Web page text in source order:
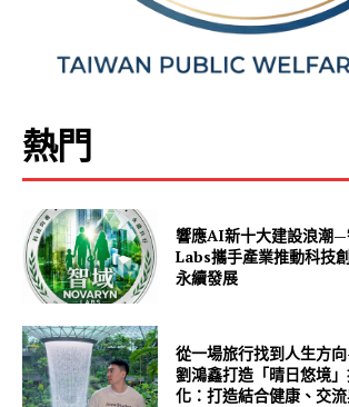
熱門
響應AI新十大建設浪潮
Labs攜手產業推動科技
永續發展
從一場旅行找到人生方
劉鴻鑫打造「晴日悠境
化：打造結合健康、交